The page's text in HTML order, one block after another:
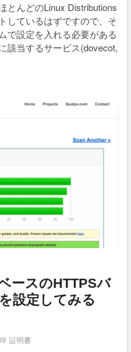
とんどのLinux Distributions
しているはずですので、そ
で設定を入れる必要がある
該当するサービス(dovecot,
ースのHTTPSバ
設定してみる
証明書